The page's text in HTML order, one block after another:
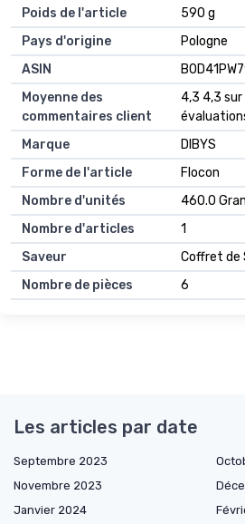
Poids de l'article
‎590 g
Pays d'origine
‎Pologne
ASIN
Moyenne des
commentaires client
4,3 4,3
Marque
DIBYS
Forme de l'article
Flocon
Nombre d'unités
460.0
Nombre d'articles
1
Saveur
Coffret de
Nombre de pièces
6
Les articles par date
Septembre 2023
Novembre 2023
Janvier 2024